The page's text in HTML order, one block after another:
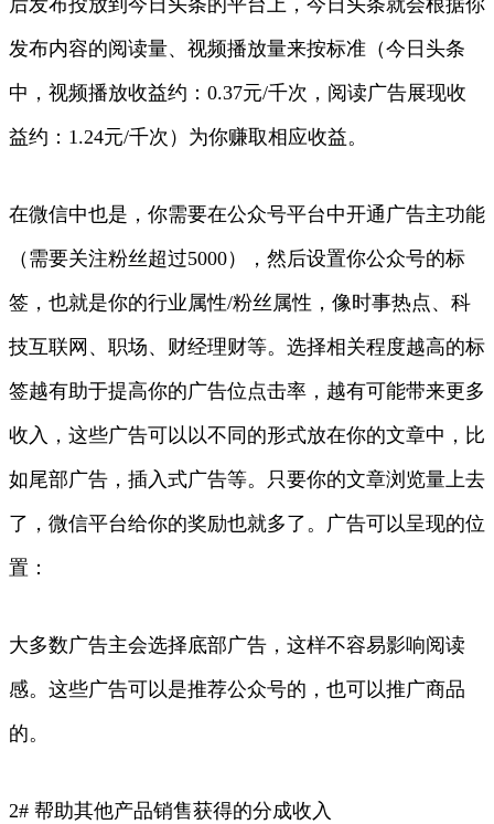
发布内容的阅读量、视频播放量来按标准（今日头条
中，视频播放收益约：0.37元/千次，阅读广告展现收
益约：1.24元/千次）为你赚取相应收益。
在微信中也是，你需要在公众号平台中开通广告主功能
（需要关注粉丝超过5000），然后设置你公众号的标
签，也就是你的行业属性/粉丝属性，像时事热点、科
技互联网、职场、财经理财等。选择相关程度越高的标
签越有助于提高你的广告位点击率，越有可能带来更多
收入，这些广告可以以不同的形式放在你的文章中，比
如尾部广告，插入式广告等。只要你的文章浏览量上去
了，微信平台给你的奖励也就多了。广告可以呈现的位
置：
大多数广告主会选择底部广告，这样不容易影响阅读
感。这些广告可以是推荐公众号的，也可以推广商品
的。
2# 帮助其他产品销售获得的分成收入